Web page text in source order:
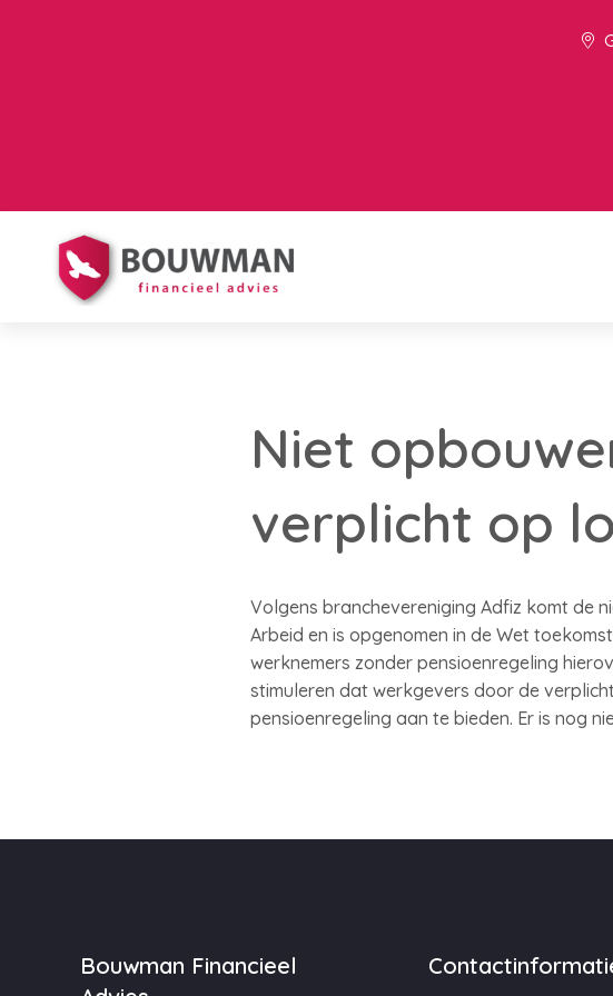
Niet
verplicht op
Volgens branchevereniging Adfiz komt de
Arbeid en is opgenomen in de Wet
werknemers zonder pensioenregeling
stimuleren dat werkgevers door de
pensioenregeling aan te bieden. Er is nog
Bouwman Financieel